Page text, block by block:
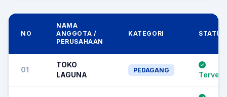
NO
NAMA
ANGGOTA /
PERUSAHAAN
KATEGORI
01
TOKO
LAGUNA
PEDAGANG